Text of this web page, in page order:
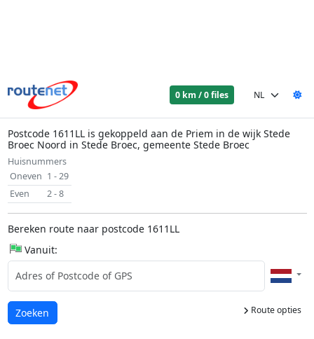
0 km / 0 files
Postcode 1611LL is gekoppeld aan de Priem in de wijk Stede
Broec Noord in Stede Broec, gemeente Stede Broec
Huisnummers
Oneven 1 - 29
Even
2 - 8
Bereken route naar postcode 1611LL
Vanuit:
Route opties
Laden...
Zoeken